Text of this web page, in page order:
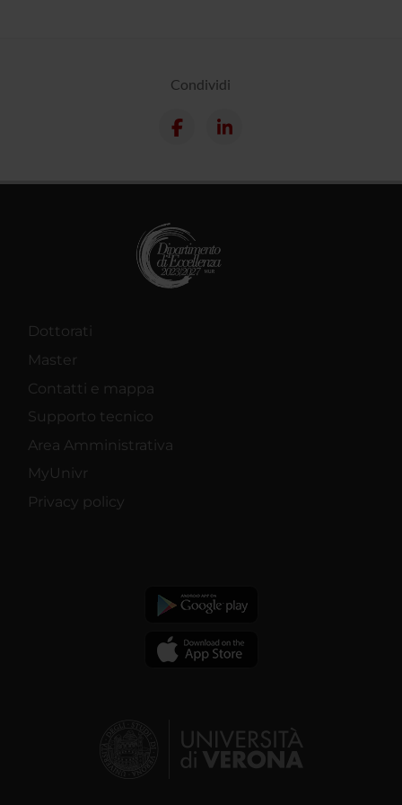
Condividi
Dottorati
Master
Contatti e mappa
Supporto tecnico
Area Amministrativa
MyUnivr
Privacy policy